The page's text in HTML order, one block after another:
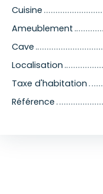
Cuisine
Ameublement
Cave
Localisation
Taxe d'habitation
Référence